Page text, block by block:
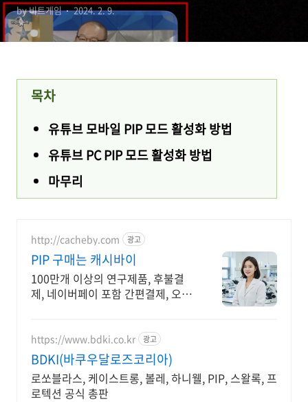
by 비트게임 2024. 2. 9.
목차
유튜브 모바일 PIP 모드 활성화 방법
유튜브 PC PIP 모드 활성화 방법
마무리
http://cacheby.com 광고
PIP 구매는 캐시바이
100만개 이상의 연구제품, 후불결
제, 네이버페이 포함 간편결제, 오늘
https://www.bdki.co.kr 광고
BDKI(바쿠우달로즈코리아)
로쏘블라스, 케이스트롱, 볼레, 하니웰, PIP, 스왈록, 프
로텍션 공식 총판